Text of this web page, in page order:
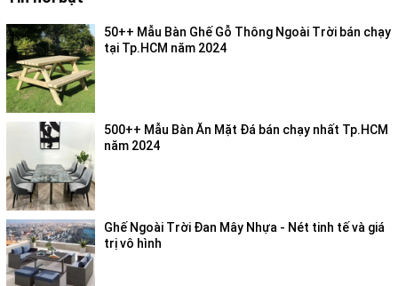
50++ Mẫu Bàn Ghế Gỗ Thông Ngoài Trời bán chạy
tại Tp.HCM năm 2024
500++ Mẫu Bàn Ăn Mặt Đá bán chạy nhất Tp.HCM
năm 2024
Ghế Ngoài Trời Đan Mây Nhựa - Nét tinh tế và giá
trị vô hình